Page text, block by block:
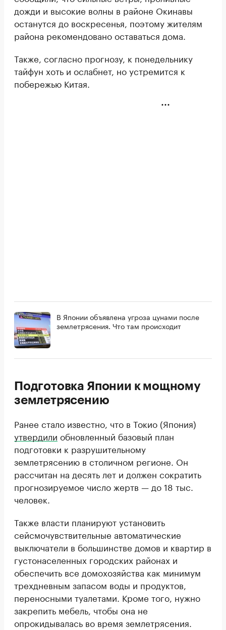
дожди и высокие волны в районе Окинавы
останутся до воскресенья, поэтому жителям
района рекомендовано оставаться дома.
Также, согласно прогнозу, к понедельнику
тайфун хоть и ослабнет, но устремится к
побережью Китая.
В Японии объявлена угроза цунами после
землетрясения. Что там происходит
Подготовка Японии к мощному
землетрясению
Ранее стало известно, что в Токио (Япония)
утвердили обновленный базовый план
подготовки к разрушительному
землетрясению в столичном регионе. Он
рассчитан на десять лет и должен сократить
прогнозируемое число жертв — до 18 тыс.
человек.
Также власти планируют установить
сейсмочувствительные автоматические
выключатели в большинстве домов и квартир в
густонаселенных городских районах и
обеспечить все домохозяйства как минимум
трехдневным запасом воды и продуктов,
переносными туалетами. Кроме того, нужно
закрепить мебель, чтобы она не
опрокидывалась во время землетрясения.